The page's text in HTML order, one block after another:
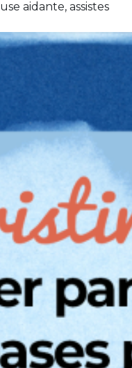
aidante, assistes